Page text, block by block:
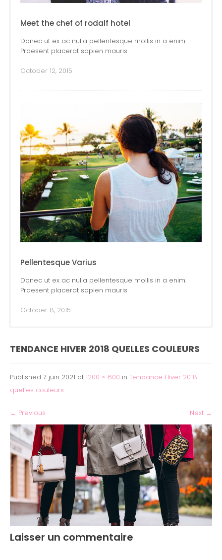
Meet the chef of rodalf hotel
Donec ut ex ac nulla pellentesque mollis in a enim.
Praesent placerat sapien mauris
October 12, 2015
Pellentesque Varius
Donec ut ex ac nulla pellentesque mollis in a enim.
Praesent placerat sapien mauris
October 8, 2015
TENDANCE HIVER 2018 QUELLES COULEURS
Published 7 juin 2021 at 1200 × 600 in Tendance Hiver 2018
quelles couleurs
← Previous Next →
Laisser un commentaire